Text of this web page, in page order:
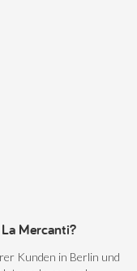
Mercanti?
Kunden in Berlin und